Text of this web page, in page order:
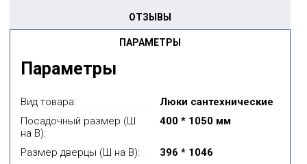
ПАРАМЕТРЫ
ОТЗЫВЫ
Параметры
Вид товара:
Люки сантехнические
Посадочный размер (Ш
на В):
400 * 1050 мм
Размер дверцы (Ш на В):
396 * 1046